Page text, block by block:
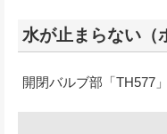
水が止まらない（
開閉バルブ部「TH577